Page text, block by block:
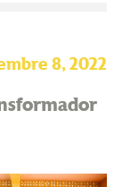
8, 2022